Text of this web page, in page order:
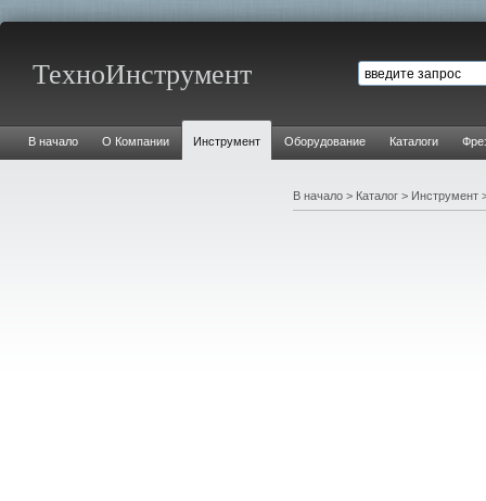
ТехноИнструмент
В начало О Компании Инструмент Оборудование Каталоги
В начало > Каталог > Инструмент